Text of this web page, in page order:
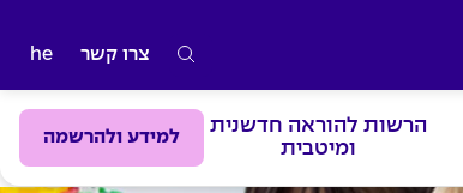
ל
ד
צרו קשר he
הרשות להוראה חדשנית
ומיטבית
למידע ולהרשמה